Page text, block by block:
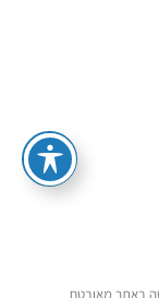
באתר מאובטח